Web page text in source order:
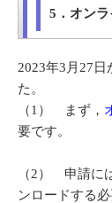
5．オン
2023年3月27日
た。
（1） まず，
要です。
（2） 申請に
ンロードする